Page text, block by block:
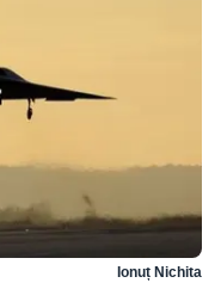
Ionuț Nichita